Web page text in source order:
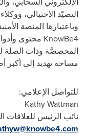
التصيّد الاحتيالي،
وباعتبارها المنصة
KnowBe4 محتوى
المخصصَّة وذات الصلة
مساحة تهديد إلى
للتواصل الإعلامي:
Kathy Wattman
نائب الرئيس للعلاقات